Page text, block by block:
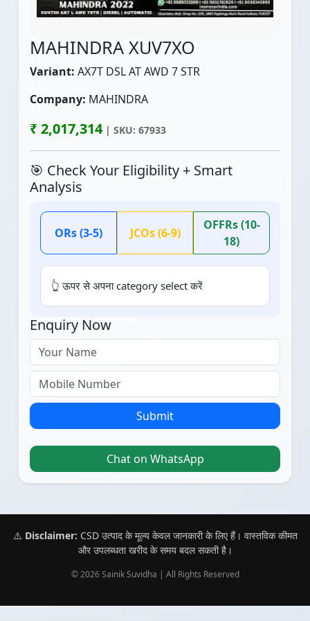
MAHINDRA XUV7XO
Variant: AX7T DSL AT AWD 7 STR
Company: MAHINDRA
₹ 2,017,314| SKU: 67933
🎯 Check Your Eligibility + Smart
Analysis
ORs (3-5) JCOs (6-9)
OFFRs (10-
18)
👆 ऊपर से अपना category select करें
Enquiry Now
Submit
Chat on WhatsApp
⚠️ Disclaimer: CSD उत्पाद के मूल्य केवल जानकारी के लिए हैं। वास्तविक कीमत
और उपलब्धता खरीद के समय बदल सकती है।
© 2026 Sainik Suvidha | All Rights Reserved